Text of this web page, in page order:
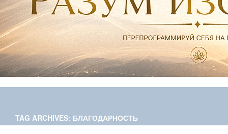
TAG ARCHIVES: БЛАГОДАРНОСТЬ